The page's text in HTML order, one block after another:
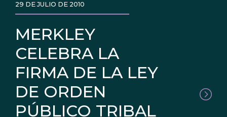
MERKLEY
CELEBRA LA
FIRMA DE LA LEY
DE ORDEN
PÚBLICO TRIBAL
29 DE JULIO DE 2010